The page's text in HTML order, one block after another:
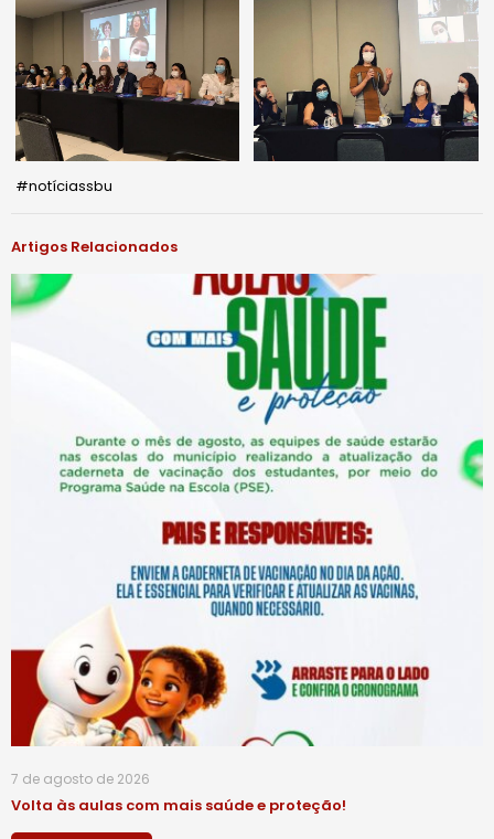
#notíciassbu
Artigos Relacionados
7 de agosto de 2026
Volta às aulas com mais saúde e proteção!